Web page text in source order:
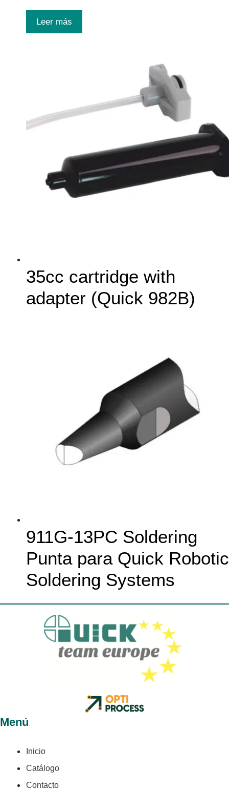
Leer más
35cc cartridge with
adapter (Quick 982B)
911G-13PC Soldering
Punta para Quick Robotic
Soldering Systems
Menú
Inicio
Catálogo
Contacto